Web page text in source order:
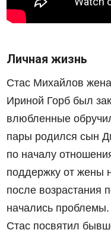
Личная жизнь
Стас Михайлов
Ириной Горб был
влюбленные
пары родился сын
по началу
поддержку от жены
после возрастания
начались
Стас посвятил